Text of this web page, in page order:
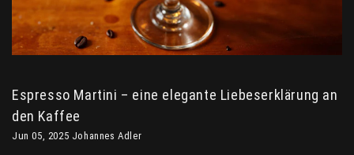
Espresso Martini – eine elegante Liebeserklärung an
den Kaffee
Jun 05, 2025 Johannes Adler